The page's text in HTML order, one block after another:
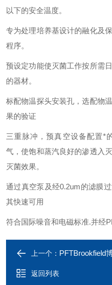
以下的安全温度。
专为处理培养基设计的融化及
程序。
预设定功能使灭菌工作按所需
的器材。
标配物温探头安装孔，选配物
果的验证
三重脉冲，预真空设备配置*
气，使饱和蒸汽良好的渗透入
灭菌效果。
通过真空泵及经0.2um的滤膜
其快速可用
符合国际噪音和电磁标准.并经
上一个： PFTBrookfield
返回列表